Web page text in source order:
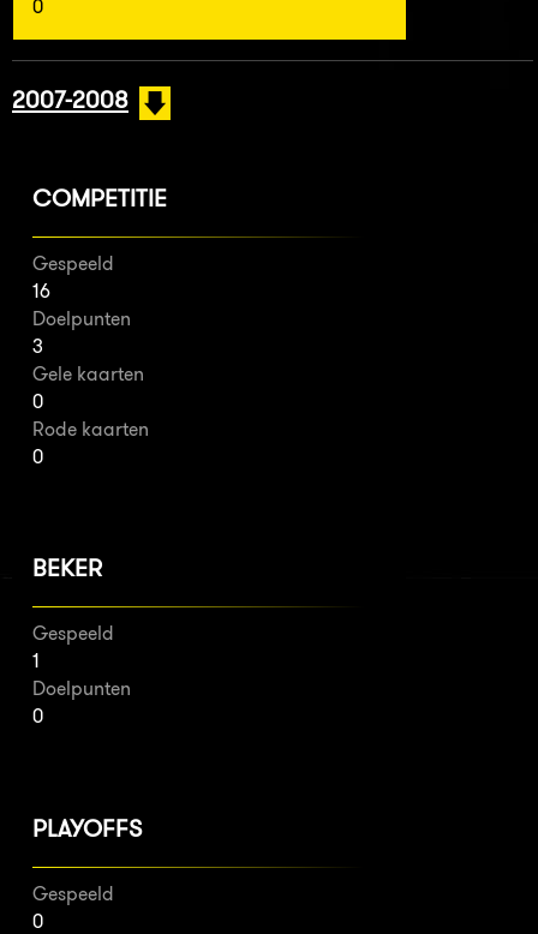
0
2007-2008
COMPETITIE
Gespeeld
16
Doelpunten
3
Gele kaarten
0
Rode kaarten
0
BEKER
Gespeeld
1
Doelpunten
0
PLAYOFFS
Gespeeld
0